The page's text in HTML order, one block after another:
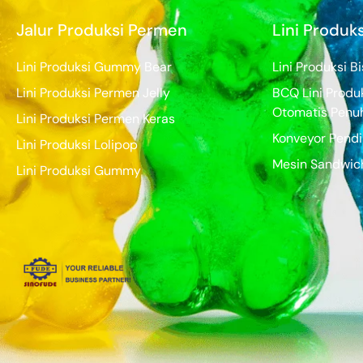
Jalur Produksi Permen
Lini Produksi Gummy Bear
Lini Produksi Permen Jelly
Lini Produksi Permen Keras
Lini Produksi Lolipop
Lini Produksi Gummy
Lini
Lini Produksi
BCQ Lini
Otomatis
Konveyor
Mesin